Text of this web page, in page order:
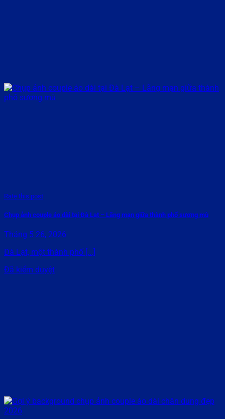
Rate this post
Chụp ảnh couple áo dài tại Đà Lạt – Lãng mạn giữa thành phố sương mù
Tháng 5 26, 2026
Đà Lạt, một thành phố [...]
Đã kiểm duyệt